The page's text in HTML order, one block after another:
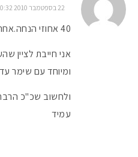
22 בספטמבר 2010 AT 0:32
40 אחוזי הנחה.אחרת לא הייתי מרשה לעצמי.
אני חייבת לציין
ומיוחד עם שימר
ולחשוב שכ"כ הרבה
עמיד